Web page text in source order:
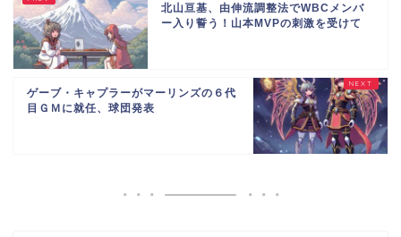
北山亘基、由伸流調整法でWBCメンバ
ー入り誓う！山本MVPの刺激を受けて
ゲーブ・キャプラーがマーリンズの６代
目ＧＭに就任、球団発表